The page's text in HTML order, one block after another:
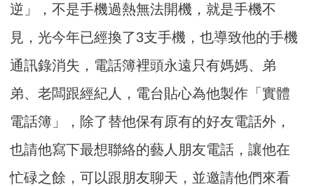
逆」，不是手機過熱無法開機，就是手機不
見，光今年已經換了3支手機，也導致他的手機
通訊錄消失，電話簿裡頭永遠只有媽媽、弟
弟、老闆跟經紀人，電台貼心為他製作「實體
電話簿」，除了替他保有原有的好友電話外，
也請他寫下最想聯絡的藝人朋友電話，讓他在
忙碌之餘，可以跟朋友聊天，並邀請他們來看